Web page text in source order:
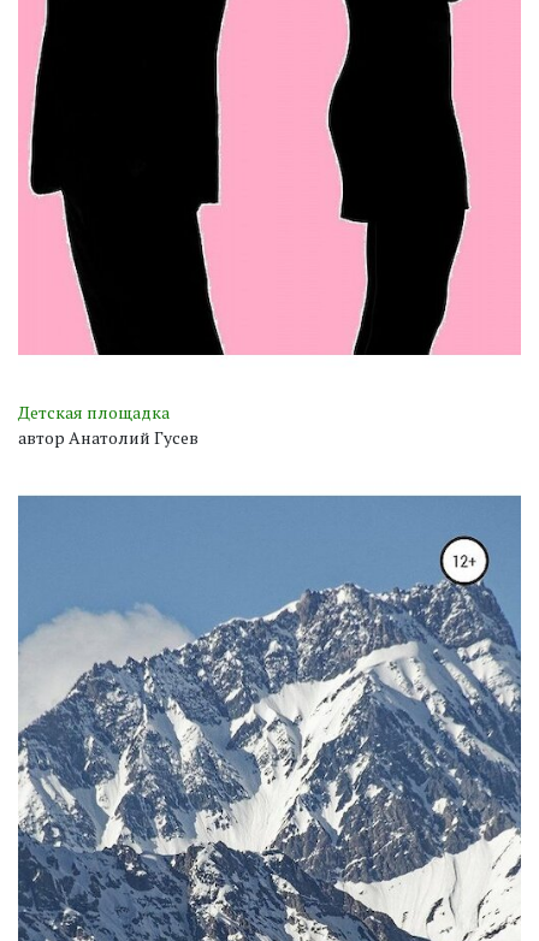
Детская площадка
автор Анатолий Гусев